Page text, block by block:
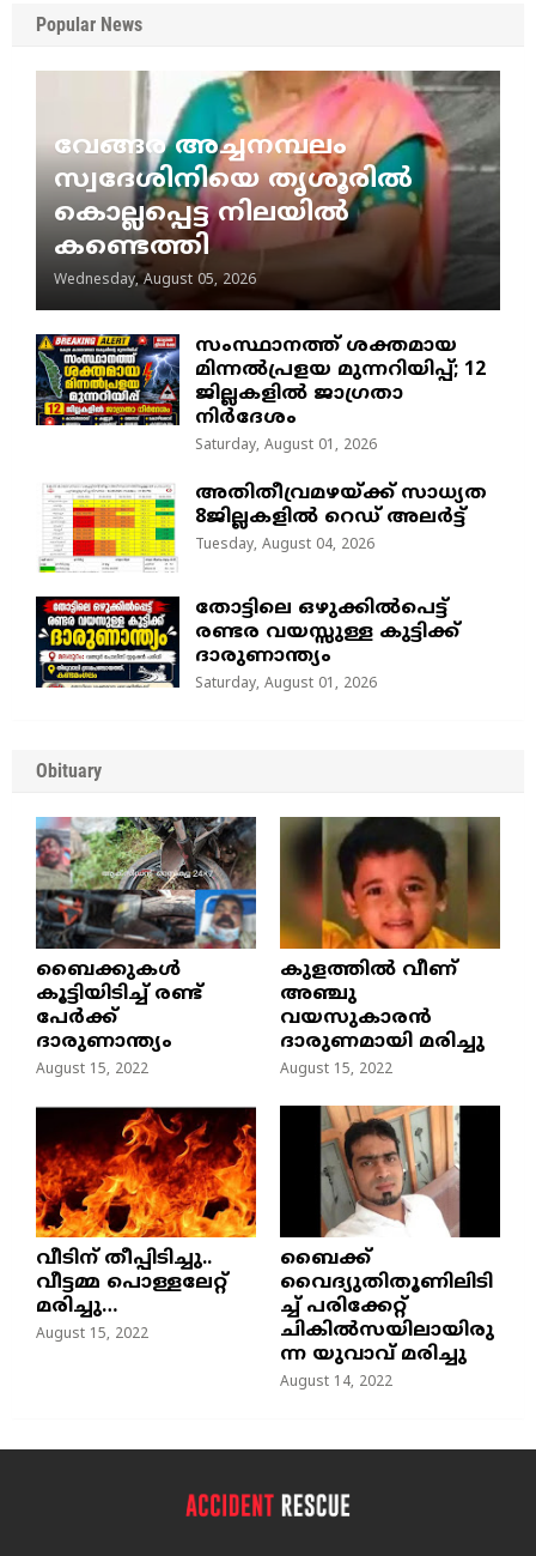
Popular News
വേങ്ങര അച്ചനമ്പലം
സ്വദേശിനിയെ തൃശൂരിൽ
കൊല്ലപ്പെട്ട നിലയിൽ
കണ്ടെത്തി
Wednesday, August 05, 2026
സംസ്ഥാനത്ത് ശക്തമായ
മിന്നൽപ്രളയ മുന്നറിയിപ്പ്; 12
ജില്ലകളിൽ ജാഗ്രതാ
നിർദേശം
Saturday, August 01, 2026
അതിതീവ്രമഴയ്ക്ക് സാധ്യത
8ജില്ലകളിൽ റെഡ് അലർട്ട്
Tuesday, August 04, 2026
തോട്ടിലെ ഒഴുക്കിൽപെട്ട്
രണ്ടര വയസ്സുള്ള കുട്ടിക്ക്
ദാരുണാന്ത്യം
Saturday, August 01, 2026
Obituary
ബൈക്കുകൾ
കൂട്ടിയിടിച്ച് രണ്ട്
പേർക്ക്
ദാരുണാന്ത്യം
August 15, 2022
കുളത്തില്‍ വീണ്
അഞ്ചു
വയസുകാരന്‍
ദാരുണമായി മരിച്ചു
August 15, 2022
വീടിന് തീപ്പിടിച്ചു..
വീട്ടമ്മ പൊള്ളലേറ്റ്
മരിച്ചു…
August 15, 2022
ബൈക്ക്
വൈദ്യുതിതൂണിലിടി
ച്ച്‌ പരിക്കേറ്റ്
ചികില്‍സയിലായിരു
ന്ന യുവാവ് മരിച്ചു
August 14, 2022